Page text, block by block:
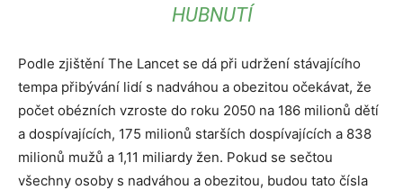
HUBNUTÍ
Podle zjištění The Lancet se dá při udržení stávajícího
tempa přibývání lidí s nadváhou a obezitou očekávat, že
počet obézních vzroste do roku 2050 na 186 milionů dětí
a dospívajících, 175 milionů starších dospívajících a 838
milionů mužů a 1,11 miliardy žen. Pokud se sečtou
všechny osoby s nadváhou a obezitou, budou tato čísla